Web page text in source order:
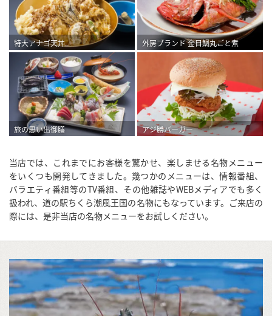
特大アナゴ天丼 外房ブランド 金目鯛丸ごと煮
旅の思い出御膳 アジ勝バーガー
当店では、これまでにお客様を驚かせ、楽しませる名物メニュー
をいくつも開発してきました。幾つかのメニューは、情報番組、
バラエティ番組等のTV番組、その他雑誌やWEBメディアでも多く
扱われ、道の駅ちくら潮風王国の名物にもなっています。ご来店の
際には、是非当店の名物メニューをお試しください。